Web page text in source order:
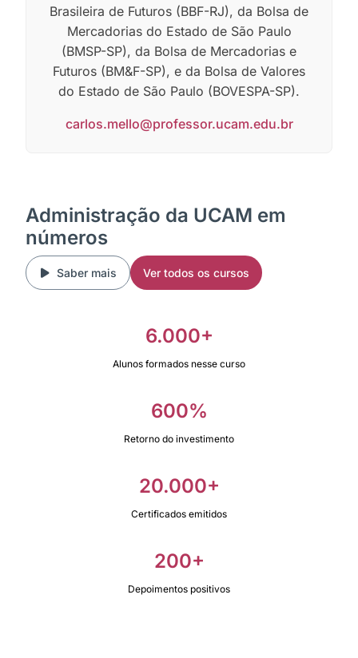
Brasileira de Futuros (BBF-RJ), da Bolsa de
Mercadorias do Estado de São Paulo
(BMSP-SP), da Bolsa de Mercadorias e
Futuros (BM&F-SP), e da Bolsa de Valores
do Estado de São Paulo (BOVESPA-SP).
carlos.mello@professor.ucam.edu.br
Administração da UCAM em
números
Saber mais Ver todos os cursos
6.000+
Alunos formados nesse curso
600%
Retorno do investimento
20.000+
Certificados emitidos
200+
Depoimentos positivos